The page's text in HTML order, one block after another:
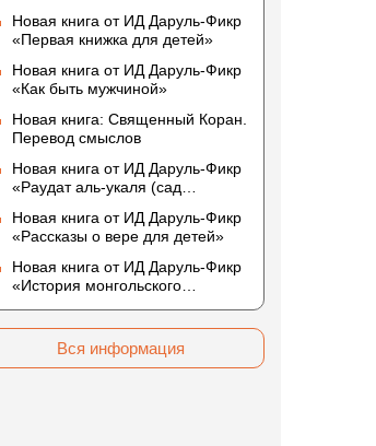
Новая книга от ИД Даруль-Фикр
«Первая книжка для детей»
Новая книга от ИД Даруль-Фикр
«Как быть мужчиной»
Новая книга: Священный Коран.
Перевод смыслов
Новая книга от ИД Даруль-Фикр
«Раудат аль-укаля (cад
благородных)»
Новая книга от ИД Даруль-Фикр
«Рассказы о вере для детей»
Новая книга от ИД Даруль-Фикр
«История монгольского
Вся информация